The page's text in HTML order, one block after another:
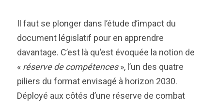
Il faut se plonger dans l’étude d’impact du
document législatif pour en apprendre
davantage. C’est là qu’est évoquée la notion de
« réserve de compétences», l’un des quatre
piliers du format envisagé à horizon 2030.
Déployé aux côtés d’une réserve de combat